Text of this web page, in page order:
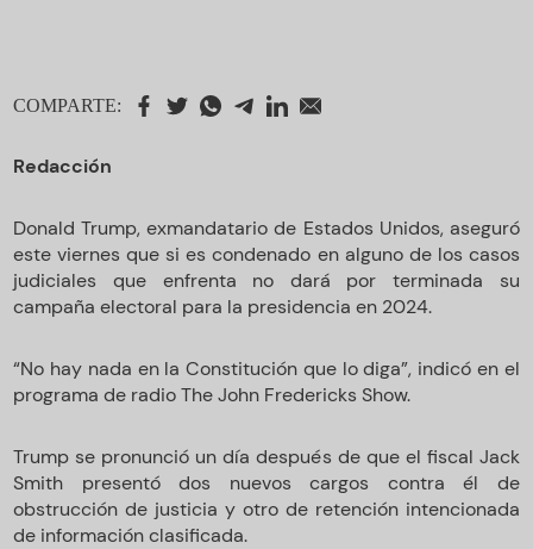
COMPARTE:
Redacción
Donald Trump, exmandatario de Estados Unidos, aseguró
este viernes que si es condenado en alguno de los casos
judiciales que enfrenta no dará por terminada su
campaña electoral para la presidencia en 2024.
“No hay nada en la Constitución que lo diga”, indicó en el
programa de radio The John Fredericks Show.
Trump se pronunció un día después de que el fiscal Jack
Smith presentó dos nuevos cargos contra él de
obstrucción de justicia y otro de retención intencionada
de información clasificada.